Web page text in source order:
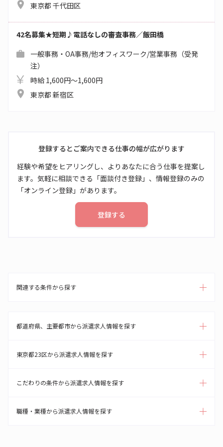
東京都 千代田区
42名募集★短期♪電話なしの審査事務／飯田橋
一般事務・OA事務/他オフィスワーク/営業事務（受発
注）
時給 1,600円～1,600円
東京都 新宿区
登録するとご案内できる仕事の幅が広がります
経験や希望をヒアリングし、よりあなたに合う仕事を提案し
ます。気軽に相談できる「面談付き登録」、情報登録のみの
「オンライン登録」があります。
登録する
関連する条件から探す
都道府県、主要都市から派遣求人情報を探す
東京都23区から派遣求人情報を探す
こだわりの条件から派遣求人情報を探す
職種・業種から派遣求人情報を探す